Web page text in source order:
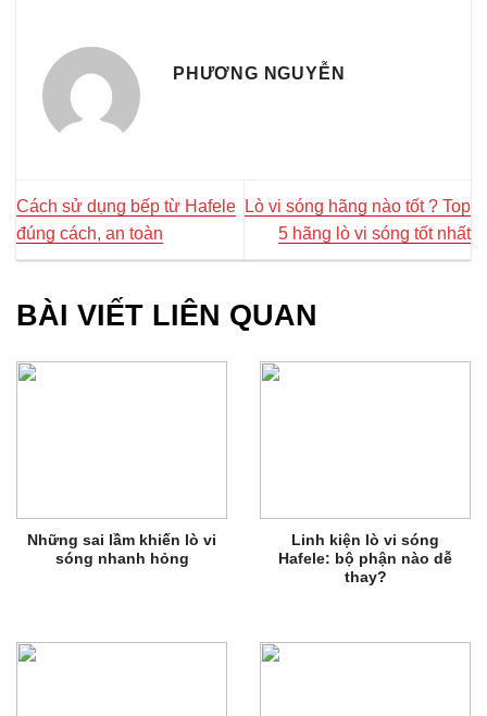
PHƯƠNG NGUYỄN
Cách sử dụng bếp từ Hafele
đúng cách, an toàn
Lò vi sóng hãng nào tốt ? Top
5 hãng lò vi sóng tốt nhất
BÀI VIẾT LIÊN QUAN
Những sai lầm khiến lò vi
sóng nhanh hỏng
Linh kiện lò vi sóng
Hafele: bộ phận nào dễ
thay?